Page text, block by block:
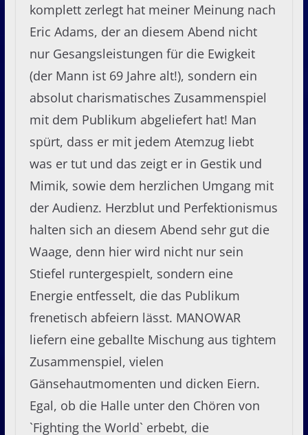
komplett zerlegt hat meiner Meinung nach
Eric Adams, der an diesem Abend nicht
nur Gesangsleistungen für die Ewigkeit
(der Mann ist 69 Jahre alt!), sondern ein
absolut charismatisches Zusammenspiel
mit dem Publikum abgeliefert hat! Man
spürt, dass er mit jedem Atemzug liebt
was er tut und das zeigt er in Gestik und
Mimik, sowie dem herzlichen Umgang mit
der Audienz. Herzblut und Perfektionismus
halten sich an diesem Abend sehr gut die
Waage, denn hier wird nicht nur sein
Stiefel runtergespielt, sondern eine
Energie entfesselt, die das Publikum
frenetisch abfeiern lässt. MANOWAR
liefern eine geballte Mischung aus tightem
Zusammenspiel, vielen
Gänsehautmomenten und dicken Eiern.
Egal, ob die Halle unter den Chören von
`Fighting the World` erbebt, die